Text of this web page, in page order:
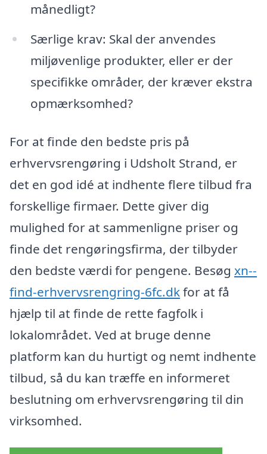
månedligt?
Særlige krav: Skal der anvendes
miljøvenlige produkter, eller er der
specifikke områder, der kræver ekstra
opmærksomhed?
For at finde den bedste pris på
erhvervsrengøring i Udsholt Strand, er
det en god idé at indhente flere tilbud fra
forskellige firmaer. Dette giver dig
mulighed for at sammenligne priser og
finde det rengøringsfirma, der tilbyder
den bedste værdi for pengene. Besøg xn--
find-erhvervsrengring-6fc.dkfor at få
hjælp til at finde de rette fagfolk i
lokalområdet. Ved at bruge denne
platform kan du hurtigt og nemt indhente
tilbud, så du kan træffe en informeret
beslutning om erhvervsrengøring til din
virksomhed.